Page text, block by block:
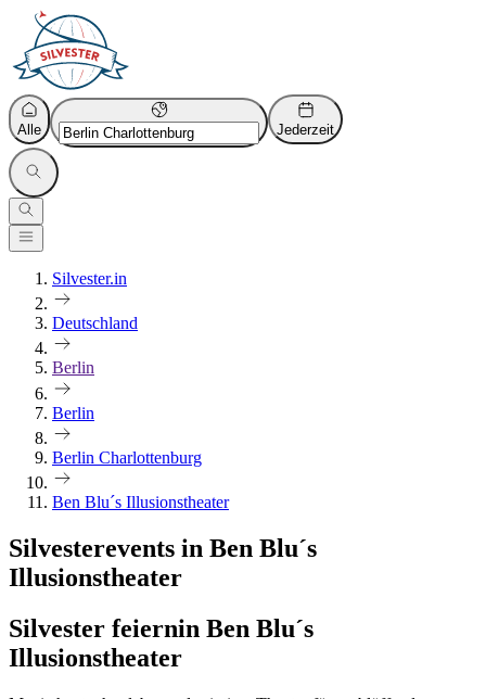
Alle Jederzeit
Silvester.in
Deutschland
Berlin
Berlin
Berlin Charlottenburg
Ben Blu´s Illusionstheater
Silvesterevents in Ben Blu´s
Illusionstheater
Silvester feiernin Ben Blu´s
Illusionstheater